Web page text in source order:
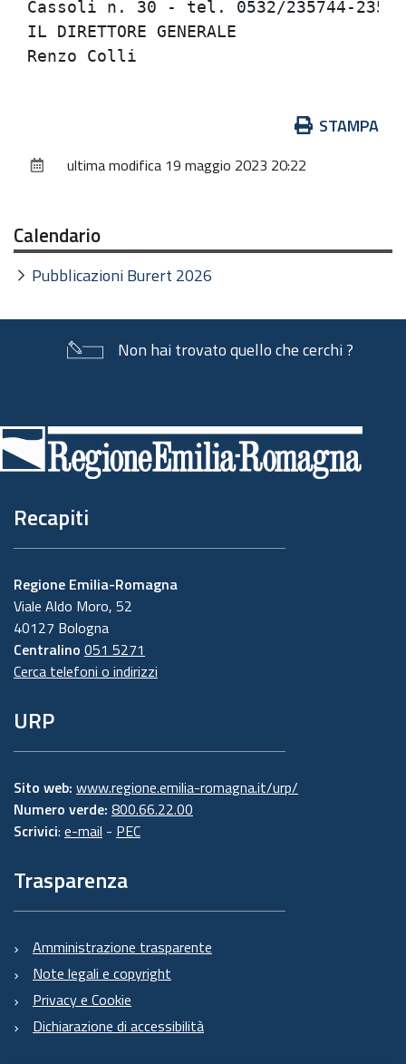
documento
STAMPA
ultima modifica 19 maggio 2023 20:22
Calendario
Pubblicazioni Burert 2026
Non hai trovato quello che cerchi ?
di
pagina
Recapiti
Regione Emilia-Romagna
Viale Aldo Moro, 52
40127 Bologna
Centralino 051 5271
Cerca telefoni o indirizzi
URP
Sito web: www.regione.emilia-romagna.it/urp/
Numero verde: 800.66.22.00
Scrivici: e-mail - PEC
Trasparenza
Amministrazione trasparente
Note legali e copyright
Privacy e Cookie
Dichiarazione di accessibilità